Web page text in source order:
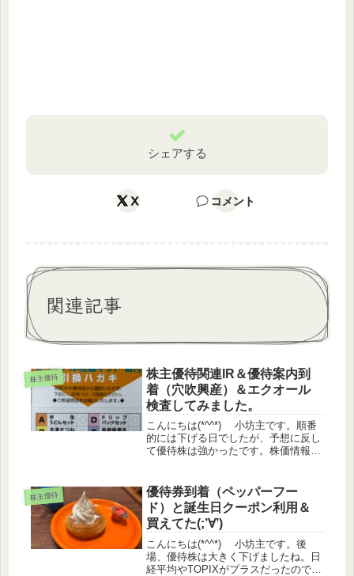
シェアする
X コメント
関連記事
株主優待
株主優待関連IR＆優待案内到
着（穴吹興産）＆エクオール
検査してみました。
こんにちは(*^^*) 小坊主です。順番
的には下げる日でしたが、予想に反し
て優待株は強かったです。株価情報日
（うっどさん調べ）株主優待関連IR
ウェ...
株主優待
優待券到着（ペッパーフー
ド）と誕生日クーポン利用＆
買えてた(;’∀’)
こんにちは(*^^*) 小坊主です。後
場、優待株は大きく下げましたね。日
経平均やTOPIXがプラスだったので、